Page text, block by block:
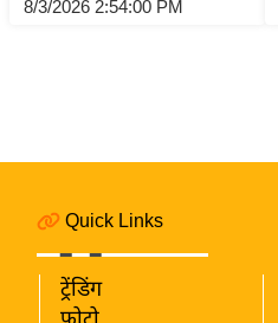
s
चु
ना
8/3/2026 2:54:00 PM
Quick Links
ट्रेंडिंग
फोटो